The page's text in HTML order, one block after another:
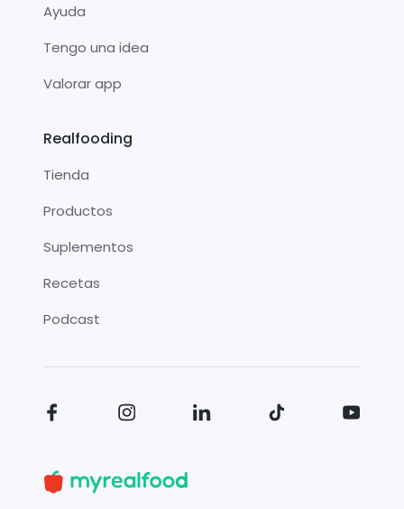
Ayuda
Tengo una idea
Valorar app
Realfooding
Tienda
Productos
Suplementos
Recetas
Podcast